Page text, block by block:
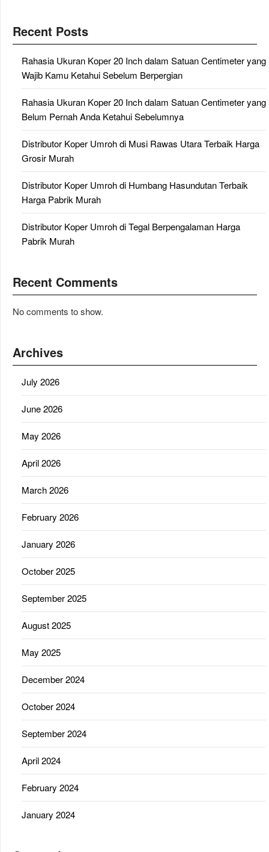
Recent Posts
Rahasia Ukuran Koper 20 Inch dalam Satuan Centimeter yang
Wajib Kamu Ketahui Sebelum Berpergian
Rahasia Ukuran Koper 20 Inch dalam Satuan Centimeter yang
Belum Pernah Anda Ketahui Sebelumnya
Distributor Koper Umroh di Musi Rawas Utara Terbaik Harga
Grosir Murah
Distributor Koper Umroh di Humbang Hasundutan Terbaik
Harga Pabrik Murah
Distributor Koper Umroh di Tegal Berpengalaman Harga
Pabrik Murah
Recent Comments
No comments to show.
Archives
July 2026
June 2026
May 2026
April 2026
March 2026
February 2026
January 2026
October 2025
September 2025
August 2025
May 2025
December 2024
October 2024
September 2024
April 2024
February 2024
January 2024